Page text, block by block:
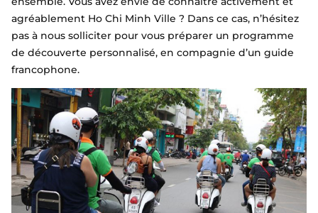
agréablement Ho Chi Minh Ville ? Dans ce cas, n’hésitez
pas à nous solliciter pour vous préparer un programme
de découverte personnalisé, en compagnie d’un guide
francophone.